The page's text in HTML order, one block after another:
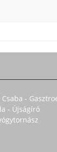
-
- Újságíró